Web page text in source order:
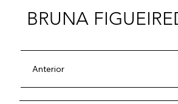
BRUNA
Anterior